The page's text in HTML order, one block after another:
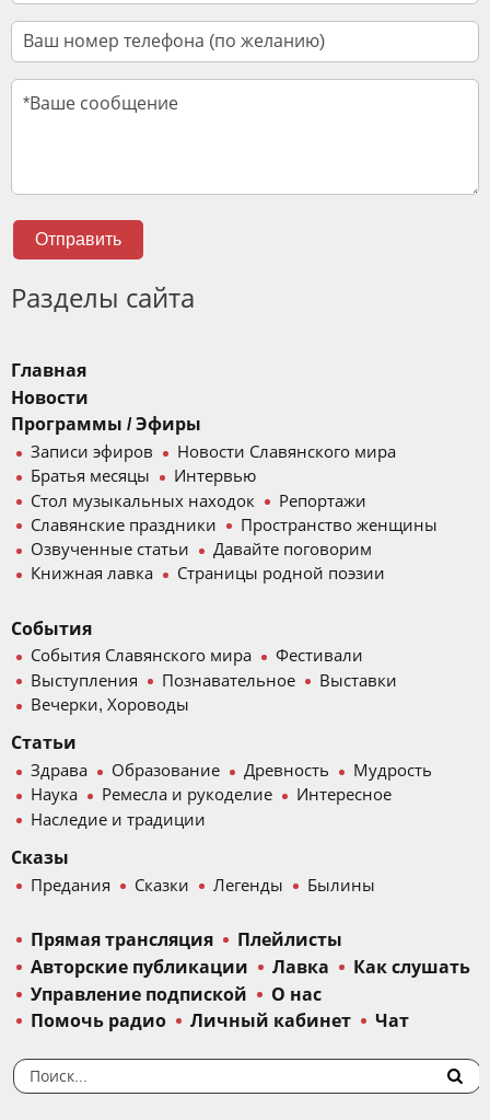
Отправить
Разделы сайта
Главная
Новости
Программы / Эфиры
Записи эфиров
Новости Славянского мира
Братья месяцы
Интервью
Стол музыкальных находок
Репортажи
Славянские праздники
Пространство женщины
Озвученные статьи
Давайте поговорим
Книжная лавка
Страницы родной поэзии
События
События Славянского мира
Фестивали
Выступления
Познавательное
Выставки
Вечерки, Хороводы
Статьи
Здрава Образование Древность
Мудрость
Наука
Ремесла и рукоделие
Интересное
Наследие и традиции
Сказы
Предания Сказки Легенды Былины
Прямая трансляция
Плейлисты
Авторские публикации
Лавка
Как слушать
Управление подпиской
О нас
Помочь радио
Личный кабинет Чат